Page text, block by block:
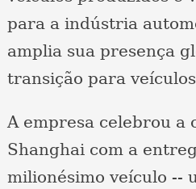
para a indústria
amplia sua presença
transição para
A empresa celebrou a
Shanghai com a
milionésimo veículo --